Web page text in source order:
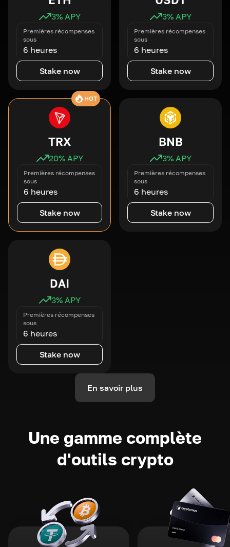
3% APY
Premières récompenses
sous
6 heures
Stake now
3% APY
Premières récompenses
sous
6 heures
Stake now
HOT
TRX
20% APY
Premières récompenses
sous
6 heures
Stake now
BNB
3% APY
Premières récompenses
sous
6 heures
Stake now
DAI
3% APY
Premières récompenses
sous
6 heures
Stake now
En savoir plus
Une gamme complète
d'outils crypto